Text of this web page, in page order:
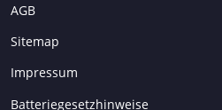
AGB
Sitemap
Impressum
Batteriegesetzhinweise